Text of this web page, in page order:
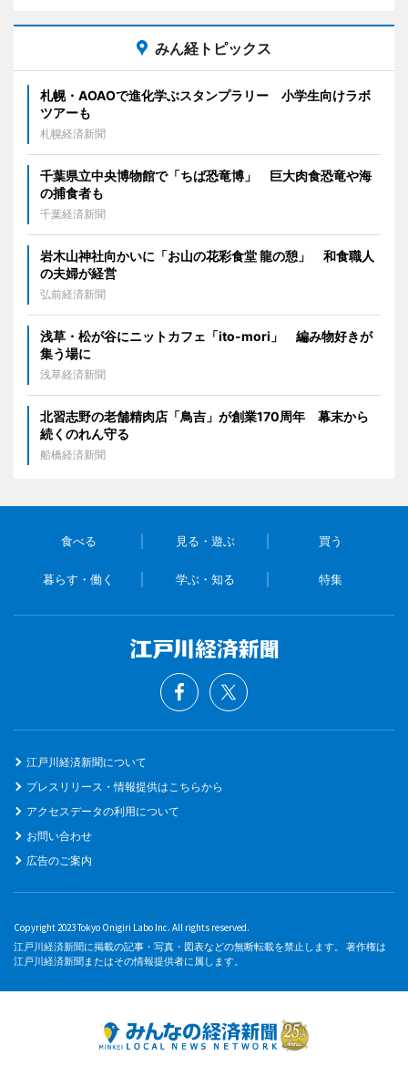
みん経トピックス
札幌・AOAOで進化学ぶスタンプラリー 小学生向けラボ
ツアーも
札幌経済新聞
千葉県立中央博物館で「ちば恐竜博」 巨大肉食恐竜や海
の捕食者も
千葉経済新聞
岩木山神社向かいに「お山の花彩食堂 龍の憩」 和食職人
の夫婦が経営
弘前経済新聞
浅草・松が谷にニットカフェ「ito-mori」 編み物好きが
集う場に
浅草経済新聞
北習志野の老舗精肉店「鳥吉」が創業170周年 幕末から
続くのれん守る
船橋経済新聞
食べる 見る・遊ぶ 買う
暮らす・働く 学ぶ・知る 特集
江戸川経済新聞について
プレスリリース・情報提供はこちらから
アクセスデータの利用について
お問い合わせ
広告のご案内
Copyright 2023 Tokyo Onigiri Labo Inc. All rights reserved.
江戸川経済新聞に掲載の記事・写真・図表などの無断転載を禁止します。 著作権は
江戸川経済新聞またはその情報提供者に属します。